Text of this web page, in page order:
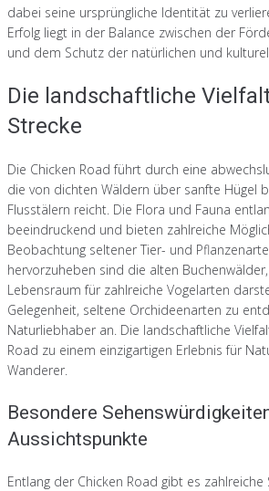
dabei seine ursprüngliche Identität zu
Erfolg liegt in der Balance zwischen der
und dem Schutz der natürlichen und
Die landschaftliche
Strecke
Die Chicken Road führt durch eine
die von dichten Wäldern über sanfte Hügel
Flusstälern reicht. Die Flora und Fauna
beeindruckend und bieten zahlreiche
Beobachtung seltener Tier- und
hervorzuheben sind die alten
Lebensraum für zahlreiche Vogelarten
Gelegenheit, seltene Orchideenarten zu
Naturliebhaber an. Die landschaftliche
Road zu einem einzigartigen Erlebnis für
Wanderer.
Besondere
Aussichtspunkte
Entlang der Chicken Road gibt es zahlreiche